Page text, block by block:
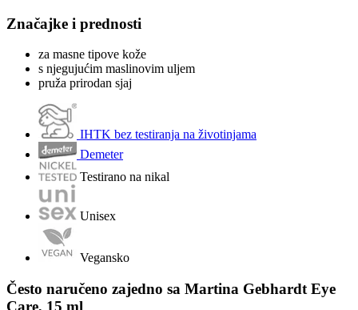
Značajke i prednosti
za masne tipove kože
s njegujućim maslinovim uljem
pruža prirodan sjaj
IHTK bez testiranja na životinjama
Demeter
Testirano na nikal
Unisex
Vegansko
Često naručeno zajedno sa Martina Gebhardt Eye
Care, 15 ml